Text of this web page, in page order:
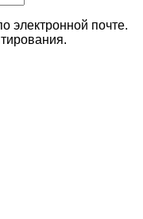
электронной почте.